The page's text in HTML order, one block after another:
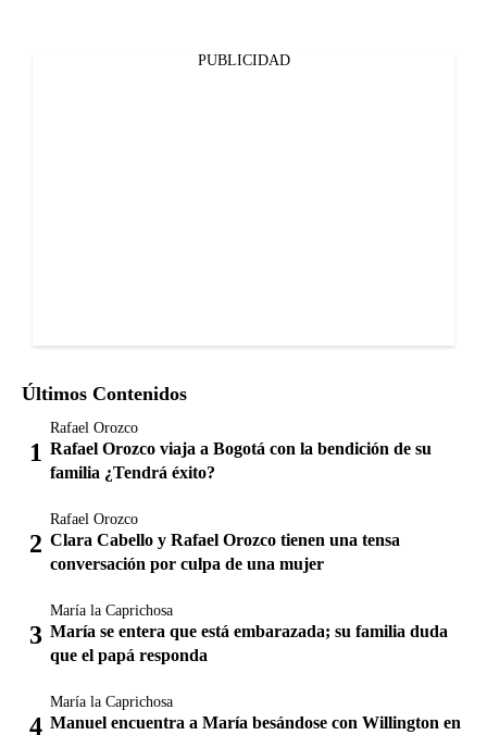
PUBLICIDAD
Últimos Contenidos
Rafael Orozco
Rafael Orozco viaja a Bogotá con la bendición de su
familia ¿Tendrá éxito?
Rafael Orozco
Clara Cabello y Rafael Orozco tienen una tensa
conversación por culpa de una mujer
María la Caprichosa
María se entera que está embarazada; su familia duda
que el papá responda
María la Caprichosa
Manuel encuentra a María besándose con Willington en